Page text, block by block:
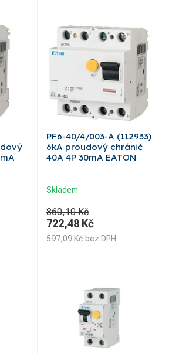
PF6-40/4/003-A (112933)
6kA proudový chránič
40A 4P 30mA EATON
Skladem
860,10 Kč
722,48 Kč
597,09 Kč bez DPH